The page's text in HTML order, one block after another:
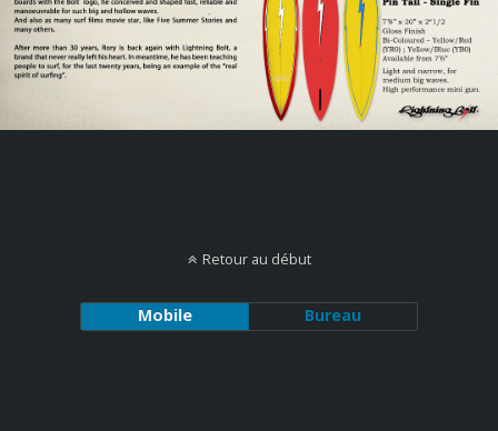
Retour au début
Mobile Bureau